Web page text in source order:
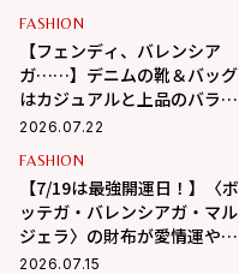
FASHION
【フェンディ、バレンシア
ガ……】デニムの靴＆バッグ
はカジュアルと上品のバラン
スが最高！
2026.07.22
FASHION
【7/19は最強開運日！】〈ボ
ッテガ・バレンシアガ・マル
ジェラ〉の財布が愛情運や人
間関係運を底上げ！
2026.07.15